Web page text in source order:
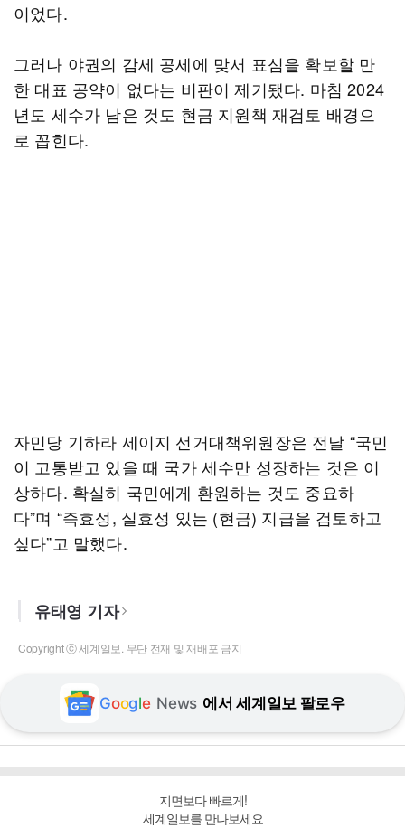
이었다.
그러나 야권의 감세 공세에 맞서 표심을 확보할 만
한 대표 공약이 없다는 비판이 제기됐다. 마침 2024
년도 세수가 남은 것도 현금 지원책 재검토 배경으
로 꼽힌다.
자민당 기하라 세이지 선거대책위원장은 전날 “국민
이 고통받고 있을 때 국가 세수만 성장하는 것은 이
상하다. 확실히 국민에게 환원하는 것도 중요하
다”며 “즉효성, 실효성 있는 (현금) 지급을 검토하고
싶다”고 말했다.
유태영 기자
Copyright ⓒ 세계일보. 무단 전재 및 재배포 금지
Google News 에서 세계일보 팔로우
지면보다 빠르게!
세계일보를 만나보세요